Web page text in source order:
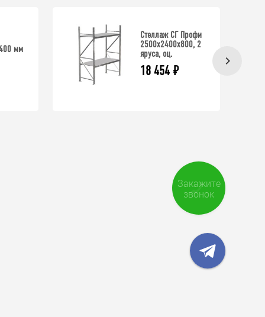
мм
Стеллаж СГ Профи
2500х2400х800, 2
яруса, оц.
18 454 ₽
Закажите
звонок